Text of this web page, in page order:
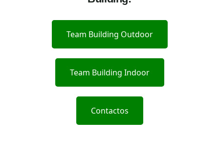
Team Building Outdoor
Team Building Indoor
Contactos